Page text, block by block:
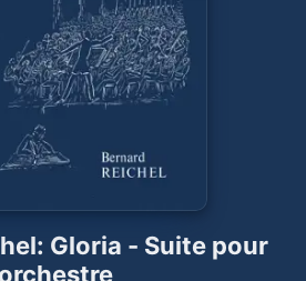
Install Apple Music
Gloria - Suite pour
orchestre